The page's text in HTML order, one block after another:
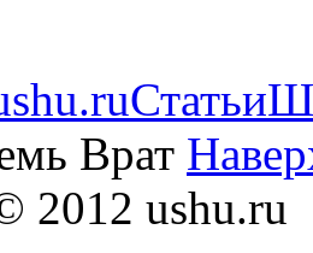
Статьи
Врат
2012 ushu.ru